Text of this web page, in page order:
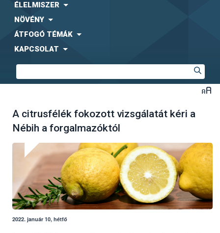
ÉLELMISZER
NÖVÉNY
ÁTFOGÓ TÉMÁK
KAPCSOLAT
A citrusfélék fokozott vizsgálatát kéri a
Nébih a forgalmazóktól
2022. január 10, hétfő